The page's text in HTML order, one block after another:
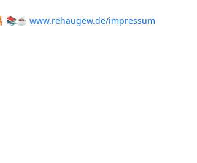
📚☕️ www.rehaugew.de/impressum